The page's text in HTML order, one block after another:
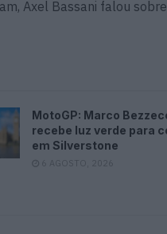
Axel Bassani falou
MotoGP: Marco
recebe luz verde para
em Silverstone
6 AGOSTO, 2026